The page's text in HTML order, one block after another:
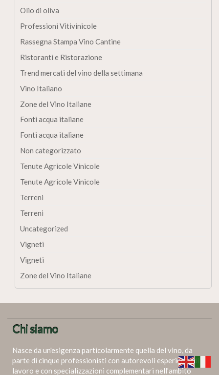
Olio di oliva
Professioni Vitivinicole
Rassegna Stampa Vino Cantine
Ristoranti e Ristorazione
Trend mercati del vino della settimana
Vino Italiano
Zone del Vino Italiane
Fonti acqua italiane
Fonti acqua italiane
Non categorizzato
Tenute Agricole Vinicole
Tenute Agricole Vinicole
Terreni
Terreni
Uncategorized
Vigneti
Vigneti
Zone del Vino Italiane
Chi siamo
Nasce da un'esigenza particolarmente quella del vino, da
parte di cinque professionisti con autorevoli esperienze di
lavoro e con specializzazioni complementari nell'ambito